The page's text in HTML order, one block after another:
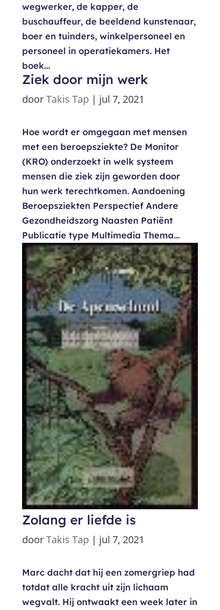
wegwerker, de kapper, de
buschauffeur, de beeldend kunstenaar,
boer en tuinders, winkelpersoneel en
personeel in operatiekamers. Het
boek...
Ziek door mijn werk
doorTakis Tap | jul 7, 2021
Hoe wordt er omgegaan met mensen
met een beroepsziekte? De Monitor
(KRO) onderzoekt in welk systeem
mensen die ziek zijn geworden door
hun werk terechtkomen. Aandoening
Beroepsziekten Perspectief Andere
Gezondheidszorg Naasten Patiënt
Publicatie type Multimedia Thema...
Zolang er liefde is
doorTakis Tap | jul 7, 2021
Marc dacht dat hij een zomergriep had
totdat alle kracht uit zijn lichaam
wegvalt. Hij ontwaakt een week later in